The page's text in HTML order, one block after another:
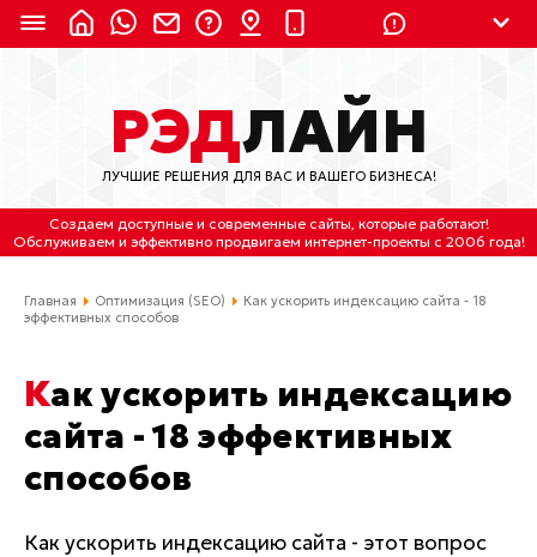
8 (800) 550-9899 (с 2:30 до 11:30 по
Мск)
Бесплатно по России
(4212) 658-653
(4212) 637-673
Отдельный вход \ Левый торец здания
Пн-пт. с 9:30 до 18:30 (по Хбк)
info@lred.ru
Все контакты
РЭДЛАЙН
ЛУЧШИЕ РЕШЕНИЯ ДЛЯ ВАС И ВАШЕГО БИЗНЕСА!
Создаем доступные и современные сайты, которые работают!
Обслуживаем и эффективно продвигаем интернет-проекты с 2006 года!
Главная Оптимизация (SEO)
Как ускорить индексацию сайта - 18
эффективных способов
Как ускорить индексацию
сайта - 18 эффективных
способов
Как ускорить индексацию сайта - этот вопрос